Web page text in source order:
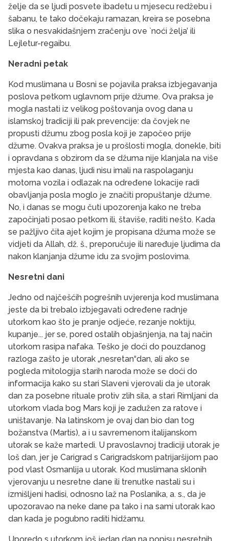
želje da se ljudi posvete ibadetu u mjesecu redžebu i
šabanu, te tako dočekaju ramazan, kreira se posebna
slika o nesvakidašnjem zračenju ove `noći želja’ ili
Lejletur-regaibu.
Neradni petak
Kod muslimana u Bosni se pojavila praksa izbjegavanja
poslova petkom uglavnom prije džume. Ova praksa je
mogla nastati iz velikog poštovanja ovog dana u
islamskoj tradiciji ili pak prevencije: da čovjek ne
propusti džumu zbog posla koji je započeo prije
džume. Ovakva praksa je u prošlosti mogla, donekle, biti
i opravdana s obzirom da se džuma nije klanjala na više
mjesta kao danas, ljudi nisu imali na raspolaganju
motorna vozila i odlazak na određene lokacije radi
obavljanja posla moglo je značiti propuštanje džume.
No, i danas se mogu čuti upozorenja kako ne treba
započinjati posao petkom ili, štaviše, raditi nešto. Kada
se pažljivo čita ajet kojim je propisana džuma može se
vidjeti da Allah, dž. š., preporučuje ili naređuje ljudima da
nakon klanjanja džume idu za svojim poslovima.
Nesretni dani
Jedno od najčešćih pogrešnih uvjerenja kod muslimana
jeste da bi trebalo izbjegavati određene radnje
utorkom kao što je pranje odjeće, rezanje noktiju,
kupanje... jer se, pored ostalih objašnjenja, na taj način
utorkom rasipa nafaka. Teško je doći do pouzdanog
razloga zašto je utorak „nesretan“dan, ali ako se
pogleda mitologija starih naroda može se doći do
informacija kako su stari Slaveni vjerovali da je utorak
dan za posebne rituale protiv zlih sila, a stari Rimljani da
utorkom vlada bog Mars koji je zadužen za ratove i
uništavanje. Na latinskom je ovaj dan bio dan tog
božanstva (Martis), a i u savremenom italijanskom
utorak se kaže martedi. U pravoslavnoj tradiciji utorak je
loš dan, jer je Carigrad s Carigradskom patrijaršijom pao
pod vlast Osmanlija u utorak. Kod muslimana sklonih
vjerovanju u nesretne dane ili trenutke nastali su i
izmišljeni hadisi, odnosno laž na Poslanika, a. s., da je
upozoravao na neke dane pa tako i na sami utorak kao
dan kada je pogubno raditi hidžamu.